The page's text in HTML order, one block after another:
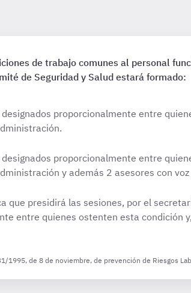
de trabajo comunes al personal
de Seguridad y Salud estará formado:
proporcionalmente entre
proporcionalmente entre
y además 2 asesores con
que presidirá las sesiones, por el
entre quienes ostenten esta condición
1995, de 8 de noviembre, de prevención de Riesgos